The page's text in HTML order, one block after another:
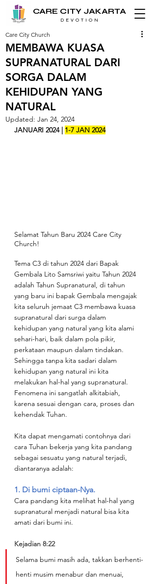
CARE CITY JAKARTA
D E V O T I O N
MEMBAWA KUASA
SUPRANATURAL DARI
SORGA DALAM
KEHIDUPAN YANG
NATURAL
Care City Church
Updated: Jan 24, 2024
JANUARI 2024 | 1-7 JAN 2024
Selamat Tahun Baru 2024 Care City
Church!
Tema C3 di tahun 2024 dari Bapak
Gembala Lito Samsriwi yaitu Tahun 2024
adalah Tahun Supranatural, di tahun
yang baru ini bapak Gembala mengajak
kita seluruh jemaat C3 membawa kuasa
supranatural dari surga dalam
kehidupan yang natural yang kita alami
sehari-hari, baik dalam pola pikir,
perkataan maupun dalam tindakan.
Sehingga tanpa kita sadari dalam
kehidupan yang natural ini kita
melakukan hal-hal yang supranatural.
Fenomena ini sangatlah alkitabiah,
karena sesuai dengan cara, proses dan
kehendak Tuhan.
Kita dapat mengamati contohnya dari
cara Tuhan bekerja yang kita pandang
sebagai sesuatu yang natural terjadi,
diantaranya adalah:
1. Di bumi ciptaan-Nya.
Cara pandang kita melihat hal-hal yang
supranatural menjadi natural bisa kita
amati dari bumi ini.
Kejadian 8:22
Selama bumi masih ada, takkan berhenti-
henti musim menabur dan menuai,